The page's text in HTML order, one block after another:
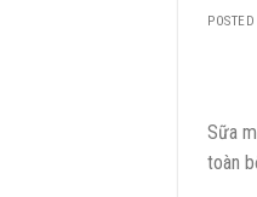
Sữa
toàn